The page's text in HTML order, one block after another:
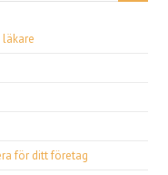
för ditt företag